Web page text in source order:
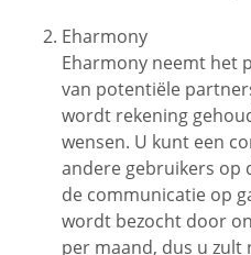
Eharmony
Eharmony neemt het
van potentiële
wordt rekening
wensen. U kunt een
andere gebruikers op
de communicatie op
wordt bezocht door
per maand, dus u zult